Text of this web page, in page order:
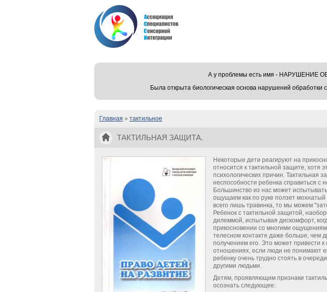
А у проблемы есть имя -
Была открыта биологическая основа нарушений
Вы здесь
Главная » тактильное
ТАКТИЛЬНАЯ ЗАЩИТА.
Некоторые дети реагируют на
относится к тактильной защите, хотя
психологических причин. Тактильная
неспособности ребенка справиться
Большинство из нас может
ощущаем как по руке ползет
всего лишь травинка, то мы можем
Ребенок с тактильной защитой,
дилеммой, испытывая дискомфорт,
прикосновении со многими
телесном контакте даже больше, чем
получением его. Это может привести
отношениях, если люди не понимают
ребенку очень трудно стоять в
другими людьми.
Детям, проявляющим признаки
осознать следующее: